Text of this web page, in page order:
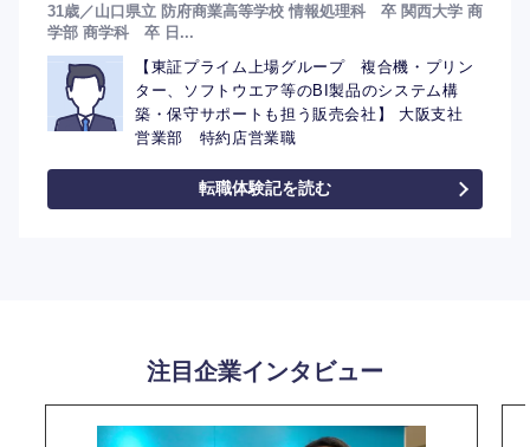
31歳／山口県立 防府商業高等学校 情報処理科 卒 関西大学 商
学部 商学科 卒 日...
【東証プライム上場グループ 複合機・プリン
ター、ソフトウエア等のBI製品のシステム構
築・保守サポートも担う販売会社】 大阪支社
営業部 特約店営業職
転職体験記を読む
注目企業インタビュー